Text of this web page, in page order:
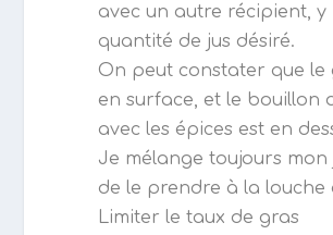
avec un autre récipient, y
quantité de jus désiré.
On peut constater que le
en surface, et le bouillon
avec les épices est en
Je mélange toujours mon
de le prendre à la louche
Limiter le taux de gras